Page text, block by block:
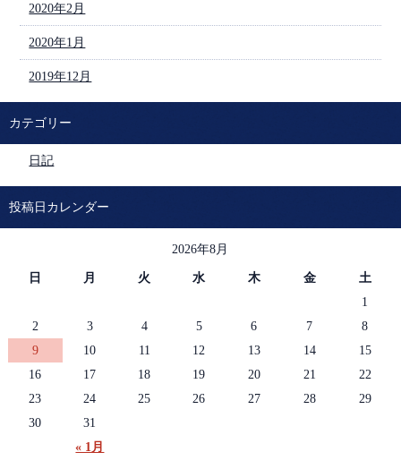
2020年2月
2020年1月
2019年12月
カテゴリー
日記
投稿日カレンダー
2026年8月
日 月 火 水 木 金 土
« 1月
1
2
3 4 5 6 7
8
9
10 11 12 13 14
15
16
17 18 19 20 21
22
23
24 25 26 27 28
29
30
31